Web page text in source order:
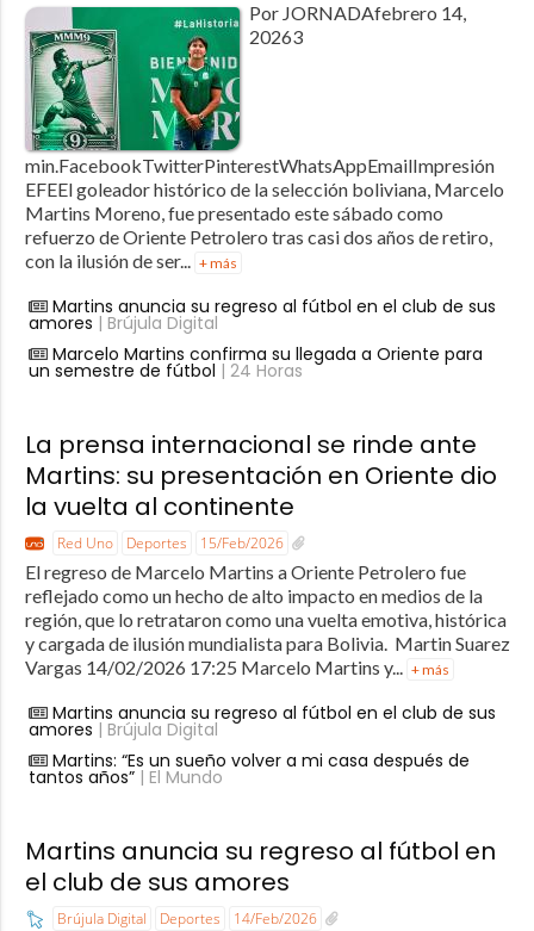
Por JORNADAfebrero 14,
20263
min.FacebookTwitterPinterestWhatsAppEmailImpresión
EFEEl goleador histórico de la selección boliviana, Marcelo
Martins Moreno, fue presentado este sábado como
refuerzo de Oriente Petrolero tras casi dos años de retiro,
con la ilusión de ser... + más
Martins anuncia su regreso al fútbol en el club de sus
amores | Brújula Digital
Marcelo Martins confirma su llegada a Oriente para
un semestre de fútbol | 24 Horas
La prensa internacional se rinde ante
Martins: su presentación en Oriente dio
la vuelta al continente
Red Uno Deportes 15/Feb/2026
El regreso de Marcelo Martins a Oriente Petrolero fue
reflejado como un hecho de alto impacto en medios de la
región, que lo retrataron como una vuelta emotiva, histórica
y cargada de ilusión mundialista para Bolivia. Martin Suarez
Vargas 14/02/2026 17:25 Marcelo Martins y... + más
Martins anuncia su regreso al fútbol en el club de sus
amores | Brújula Digital
Martins: “Es un sueño volver a mi casa después de
tantos años”| El Mundo
Martins anuncia su regreso al fútbol en
el club de sus amores
Brújula Digital Deportes 14/Feb/2026